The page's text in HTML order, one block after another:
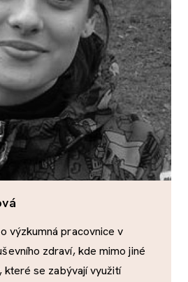
výzkumná pracovnice v
zdraví, kde mimo jiné
se zabývají využití